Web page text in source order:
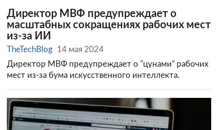
Директор МВФ предупреждает о
масштабных сокращениях рабочих мест
из-за ИИ
TheTechBlog 14 мая 2024
Директор МВФ предупреждает о "цунами" рабочих
мест из-за бума искусственного интеллекта.